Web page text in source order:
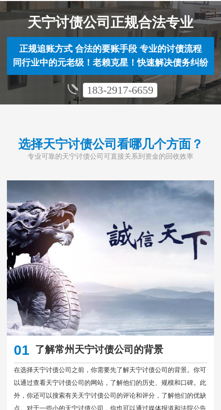
天宁讨债公司正规合法专业
正规追账方式 合法的要账手段 专业的讨债流程
同行业中的元老级！老赖克星！快速解决债务纠纷
183-2917-6659
选择天宁讨债公司看哪几个方面？
专业可靠的天宁讨债公司可直接关系到资金的回收效率
01 了解常州天宁讨债公司的背景
在选择天宁讨债公司之前，你需要先了解天宁讨债公司的背景。你可
以通过查看天宁讨债公司的网站，了解他们的历史、规模和口碑。此
外，你还可以搜索有关天宁讨债公司的评论和评分，了解他们的优缺
点。对于一些小的天宁讨债公司，你也可以通过媒体报道和法院公告